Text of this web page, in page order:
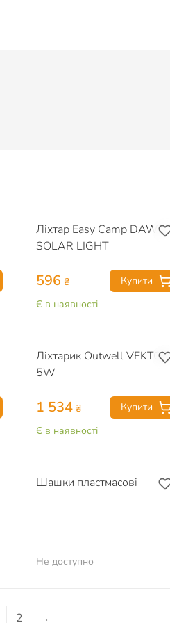
Ліхтар Easy Camp DAWN
SOLAR LIGHT
596 ₴
Купити
Є в наявності
Ліхтарик Outwell VEKTOR
5W
1 534 ₴
Купити
Є в наявності
Шашки пластмасові
Не доступно
2 →